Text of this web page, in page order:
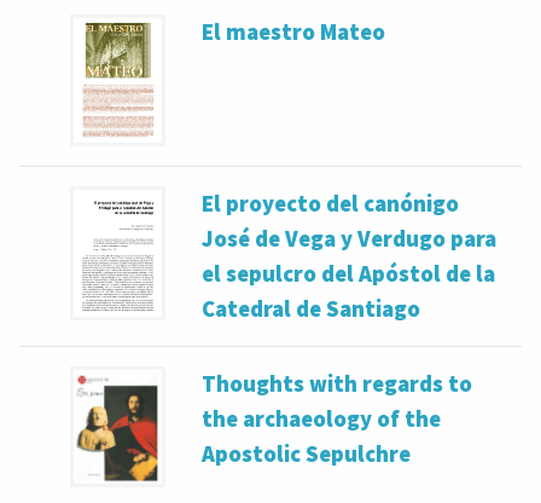
El maestro Mateo
El proyecto del canónigo
José de Vega y Verdugo para
el sepulcro del Apóstol de la
Catedral de Santiago
Thoughts with regards to
the archaeology of the
Apostolic Sepulchre